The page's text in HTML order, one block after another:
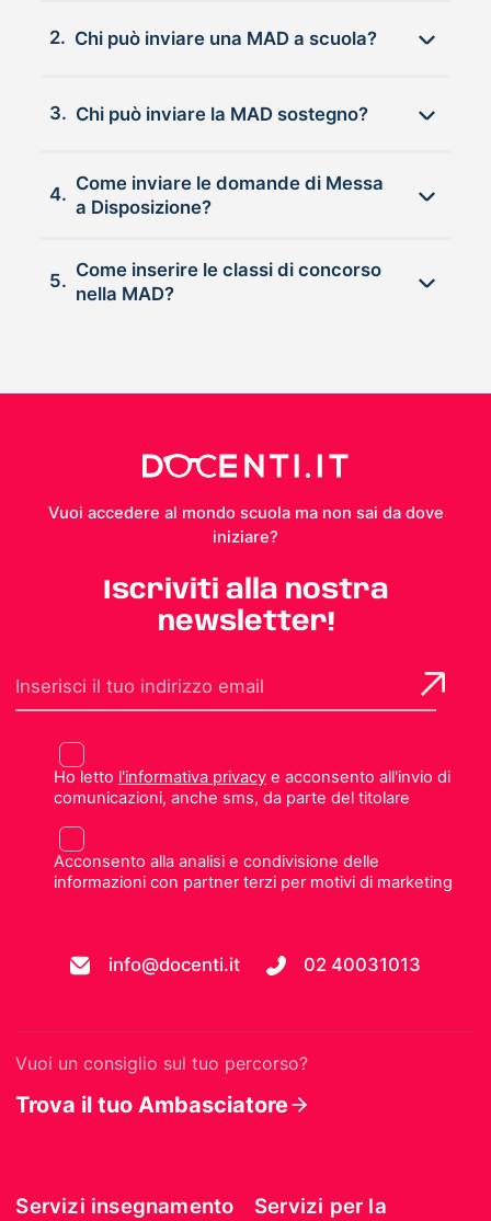
2. Chi può inviare una MAD a scuola?
3. Chi può inviare la MAD sostegno?
4.
Come inviare le domande di Messa
a Disposizione?
5.
Come inserire le classi di concorso
nella MAD?
Vuoi accedere al mondo scuola ma non sai da dove
iniziare?
Iscriviti alla nostra
newsletter!
Ho letto l'informativa privacye acconsento all'invio di
comunicazioni, anche sms, da parte del titolare
Acconsento alla analisi e condivisione delle
informazioni con partner terzi per motivi di marketing
info@docenti.it 02 40031013
Vuoi un consiglio sul tuo percorso?
Trova il tuo Ambasciatore
Servizi insegnamento
Servizi per la